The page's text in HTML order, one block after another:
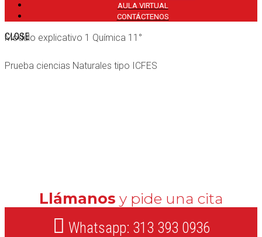
AULA VIRTUAL
CONTÁCTENOS
CLOSE
11°
Modulo explicativo 1 Química 11°
Prueba ciencias Naturales tipo ICFES
Llámanos y pide una cita
Whatsapp: 313 393 0936